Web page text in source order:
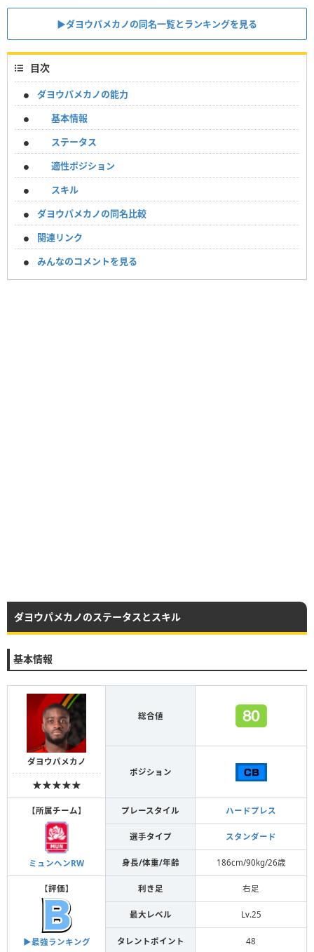
▶︎ダヨウパメカノの同名一覧とランキングを見る
目次
ダヨウパメカノの能力
基本情報
ステータス
適性ポジション
スキル
ダヨウパメカノの同名比較
関連リンク
みんなのコメントを見る
ダヨウパメカノのステータスとスキル
基本情報
ダヨウパメカノ
★★★★★
総合値
ポジション
【所属チーム】
ミュンヘンRW
プレースタイル ハードプレス
選手タイプ スタンダード
身長/体重/年齢 186cm/90kg/26歳
【評価】
▶︎最強ランキング
利き足 右足
最大レベル Lv.25
タレントポイント 48